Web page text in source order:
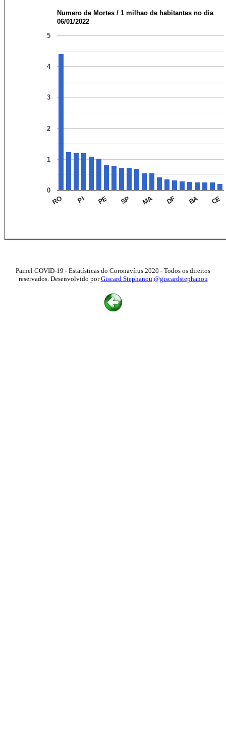
Numero de Mortes / 1 milhao de habitantes no dia
06/01/2022
RO PI PE SP MA DF BA CE
0
1
2
3
4
5
Painel COVID-19 - Estatísticas do Coronavírus 2020 - Todos os direitos
reservados. Desenvolvido porGiscard Stephanou @giscardstephanou